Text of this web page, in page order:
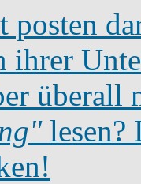
posten
ihrer
überall
lesen?